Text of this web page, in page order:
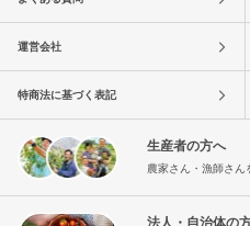
運営会社
特商法に基づく表記
生産者の方へ
農家さん・漁師さん
法人・自治体の